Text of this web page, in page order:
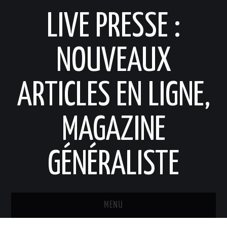
LIVE PRESSE :
NOUVEAUX
ARTICLES EN LIGNE,
MAGAZINE
GÉNÉRALISTE
MENU